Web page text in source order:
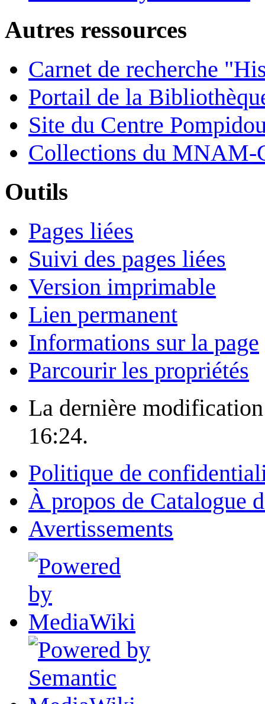
Autres ressources
Carnet de recherche
Portail de la
Site du Centre
Collections du MNAM-
Outils
Pages liées
Suivi des pages liées
Version imprimable
Lien permanent
Informations sur la page
Parcourir les propriétés
La dernière
16:24.
Politique de
À propos de Catalogue
Avertissements